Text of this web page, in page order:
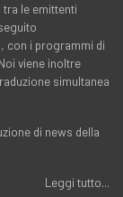
le emittenti
con i programmi di
viene inoltre
simultanea
di news della
Leggi tutto...